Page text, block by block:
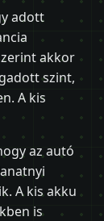
adott
akkor
szint,
A kis
az autó
A kis akku
is